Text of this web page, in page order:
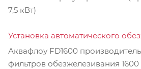
7,5 кВт)
Установка автоматического
Аквафлоу FD1600
фильтров обезжелезивания